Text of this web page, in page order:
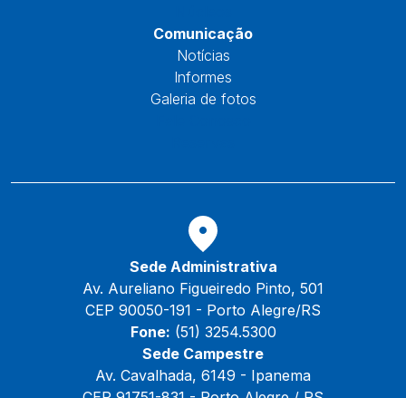
Comunicação
Notícias
Informes
Galeria de fotos
Sede Administrativa
Av. Aureliano Figueiredo Pinto, 501
CEP 90050-191 - Porto Alegre/RS
Fone: (51) 3254.5300
Sede Campestre
Av. Cavalhada, 6149 - Ipanema